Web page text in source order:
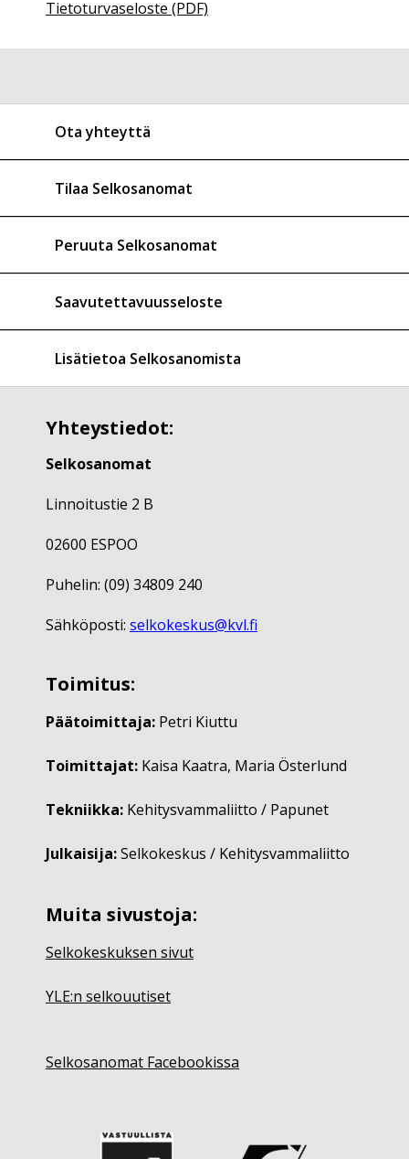
Tietoturvaseloste (PDF)
Ota yhteyttä
Tilaa Selkosanomat
Peruuta Selkosanomat
Saavutettavuusseloste
Lisätietoa Selkosanomista
Yhteystiedot:
Selkosanomat
Linnoitustie 2 B
02600 ESPOO
Puhelin: (09) 34809 240
Sähköposti: selkokeskus@kvl.fi
Toimitus:
Päätoimittaja: Petri Kiuttu
Toimittajat: Kaisa Kaatra, Maria Österlund
Tekniikka: Kehitysvammaliitto / Papunet
Julkaisija:Selkokeskus / Kehitysvammaliitto
Muita sivustoja:
Selkokeskuksen sivut
YLE:n selkouutiset
Selkosanomat Facebookissa